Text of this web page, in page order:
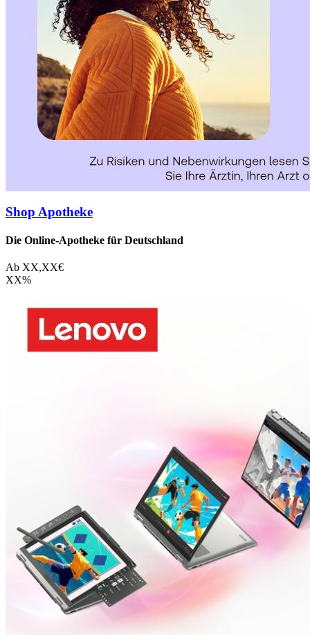
Shop Apotheke
Die Online-Apotheke für Deutschland
Ab XX,XX€
XX%